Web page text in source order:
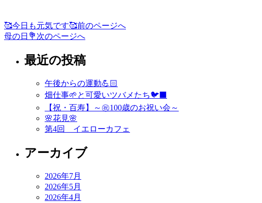
投
稿
🥰今日も元気です🥰前のページへ
母の日💐 次のページへ
最近の投稿
午後からの運動💪🏻
畑仕事🌱と可愛いツバメたち🐦‍⬛
【祝・百寿】～㊗️100歳のお祝い会～
🌸花見🌸
第4回 イエローカフェ
アーカイブ
2026年7月
2026年5月
2026年4月